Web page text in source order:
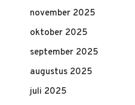
november 2025
oktober 2025
september 2025
augustus 2025
juli 2025